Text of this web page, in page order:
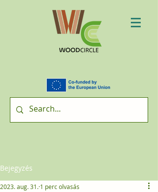
Bejegyzés
2023. aug. 31. 1 perc olvasás